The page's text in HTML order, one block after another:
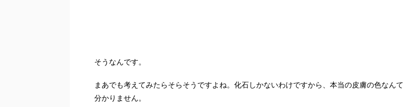
そうなんです。
まあでも考えてみたらそらそうですよね。化石しかないわけですから、本当の皮膚の色なんて
分かりません。